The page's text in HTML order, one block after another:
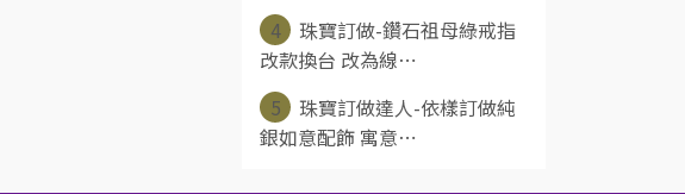
4
珠寶訂做-鑽石祖母綠戒指
改款換台 改為線⋯
5
珠寶訂做達人-依樣訂做純
銀如意配飾 寓意⋯